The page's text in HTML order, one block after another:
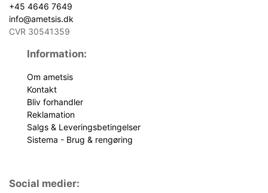
+45 4646 7649
info@ametsis.dk
CVR 30541359
Information:
Om ametsis
Kontakt
Bliv forhandler
Reklamation
Salgs & Leveringsbetingelser
Sistema - Brug & rengøring
Social medier: